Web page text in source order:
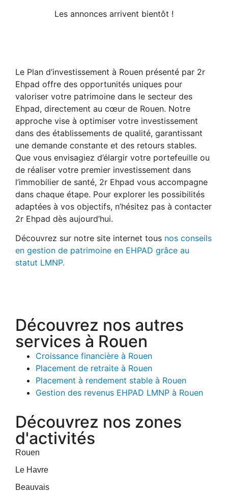
Les annonces arrivent bientôt !
Le Plan d’investissement à Rouen présenté par 2r
Ehpad offre des opportunités uniques pour
valoriser votre patrimoine dans le secteur des
Ehpad, directement au cœur de Rouen. Notre
approche vise à optimiser votre investissement
dans des établissements de qualité, garantissant
une demande constante et des retours stables.
Que vous envisagiez d’élargir votre portefeuille ou
de réaliser votre premier investissement dans
l’immobilier de santé, 2r Ehpad vous accompagne
dans chaque étape. Pour explorer les possibilités
adaptées à vos objectifs, n’hésitez pas à contacter
2r Ehpad dès aujourd’hui.
Découvrez sur notre site internet tous nos conseils
en gestion de patrimoine en EHPAD grâce au
statut LMNP.
Découvrez nos autres
services à Rouen
Croissance financière à Rouen
Placement de retraite à Rouen
Placement à rendement stable à Rouen
Gestion des revenus EHPAD LMNP à Rouen
Découvrez nos zones
d'activités
Rouen
Le Havre
Beauvais